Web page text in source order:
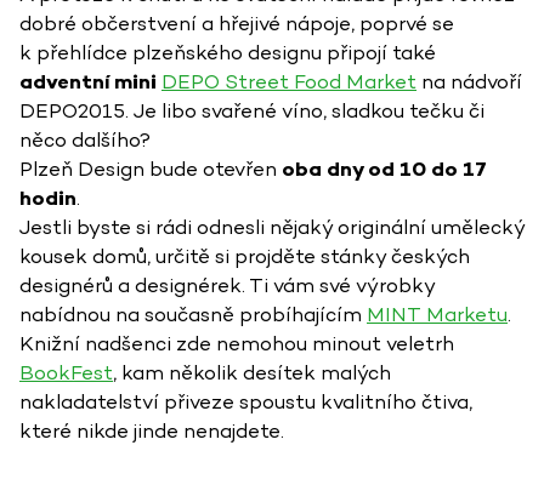
dobré občerstvení a hřejivé nápoje, poprvé se
k přehlídce plzeňského designu připojí také
adventní mini DEPO Street Food Market na nádvoří
DEPO2015. Je libo svařené víno, sladkou tečku či
něco dalšího?
Plzeň Design bude otevřen oba dny od 10 do 17
hodin.
Jestli byste si rádi odnesli nějaký originální umělecký
kousek domů, určitě si projděte stánky českých
designérů a designérek. Ti vám své výrobky
nabídnou na současně probíhajícím MINT Marketu.
Knižní nadšenci zde nemohou minout veletrh
BookFest, kam několik desítek malých
nakladatelství přiveze spoustu kvalitního čtiva,
které nikde jinde nenajdete.